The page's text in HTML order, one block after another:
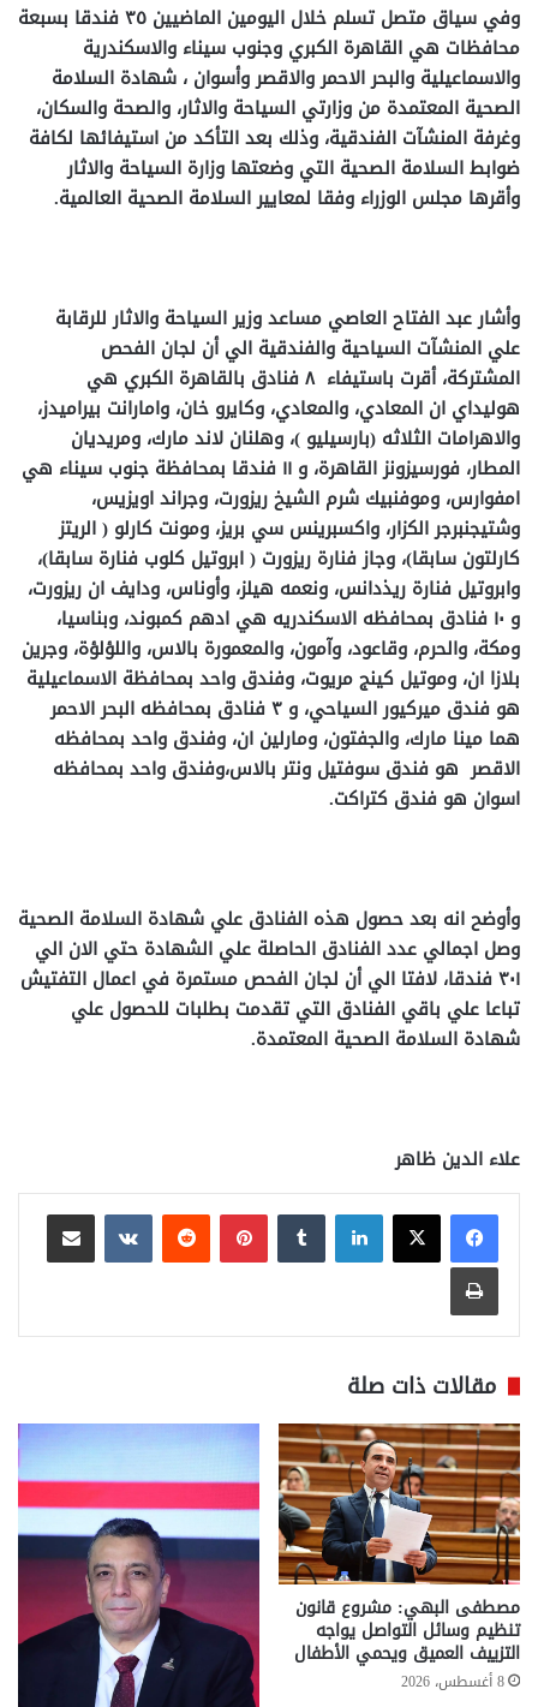
وفي سياق متصل تسلم خلال اليومين الماضيين ٣٥ فندقا بسبعة
محافظات هي القاهرة الكبري وجنوب سيناء والاسكندرية
والاسماعيلية والبحر الاحمر والاقصر وأسوان ، شهادة السلامة
الصحية المعتمدة من وزارتي السياحة والاثار، والصحة والسكان،
وغرفة المنشآت الفندقية، وذلك بعد التأكد من استيفائها لكافة
ضوابط السلامة الصحية التي وضعتها وزارة السياحة والاثار
وأقرها مجلس الوزراء وفقا لمعايير السلامة الصحية العالمية.
وأشار عبد الفتاح العاصي مساعد وزير السياحة والاثار للرقابة
علي المنشآت السياحية والفندقية الي أن لجان الفحص
المشتركة، أقرت باستيفاء ٨ فنادق بالقاهرة الكبري هي
هوليداي ان المعادي، والمعادي، وكايرو خان، وامارانت بيراميدز،
والاهرامات الثلاثه (بارسيليو )، وهلنان لاند مارك، ومريديان
المطار، فورسيزونز القاهرة، و ١١ فندقا بمحافظة جنوب سيناء هي
امفوارس، وموفنبيك شرم الشيخ ريزورت، وجراند اويزيس،
وشتيجنبرجر الكزار، واكسبرينس سي بريز، ومونت كارلو ( الريتز
كارلتون سابقا)، وجاز فنارة ريزورت ( ابروتيل كلوب فنارة سابقا)،
وابروتيل فنارة ريذدانس، ونعمه هيلز، وأوناس، ودايف ان ريزورت،
و ١٠ فنادق بمحافظه الاسكندريه هي ادهم كمبوند، وبناسيا،
ومكة، والحرم، وقاعود، وآمون، والمعمورة بالاس، واللؤلؤة، وجرين
بلازا ان، وموتيل كينج مريوت، وفندق واحد بمحافظة الاسماعيلية
هو فندق ميركيور السياحي، و ٣ فنادق بمحافظه البحر الاحمر
هما مينا مارك، والجفتون، ومارلين ان، وفندق واحد بمحافظه
الاقصر هو فندق سوفتيل ونتر بالاس،وفندق واحد بمحافظه
اسوان هو فندق كتراكت.
وأوضح انه بعد حصول هذه الفنادق علي شهادة السلامة الصحية
وصل اجمالي عدد الفنادق الحاصلة علي الشهادة حتي الان الي
٣٠١ فندقا، لافتا الي أن لجان الفحص مستمرة في اعمال التفتيش
تباعا علي باقي الفنادق التي تقدمت بطلبات للحصول علي
شهادة السلامة الصحية المعتمدة.
علاء الدين ظاهر
لينكدإن بينتيريست
مشاركة عبر البريد
طباعة
مقالات ذات صلة
مصطفى البهي: مشروع قانون
تنظيم وسائل التواصل يواجه
التزييف العميق ويحمي الأطفال
8 أغسطس، 2026